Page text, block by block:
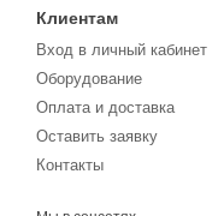
Клиентам
Вход в личный кабинет
Оборудование
Оплата и доставка
Оставить заявку
Контакты